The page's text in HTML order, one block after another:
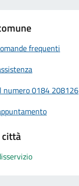
frequenti
numero 0184 208126
città